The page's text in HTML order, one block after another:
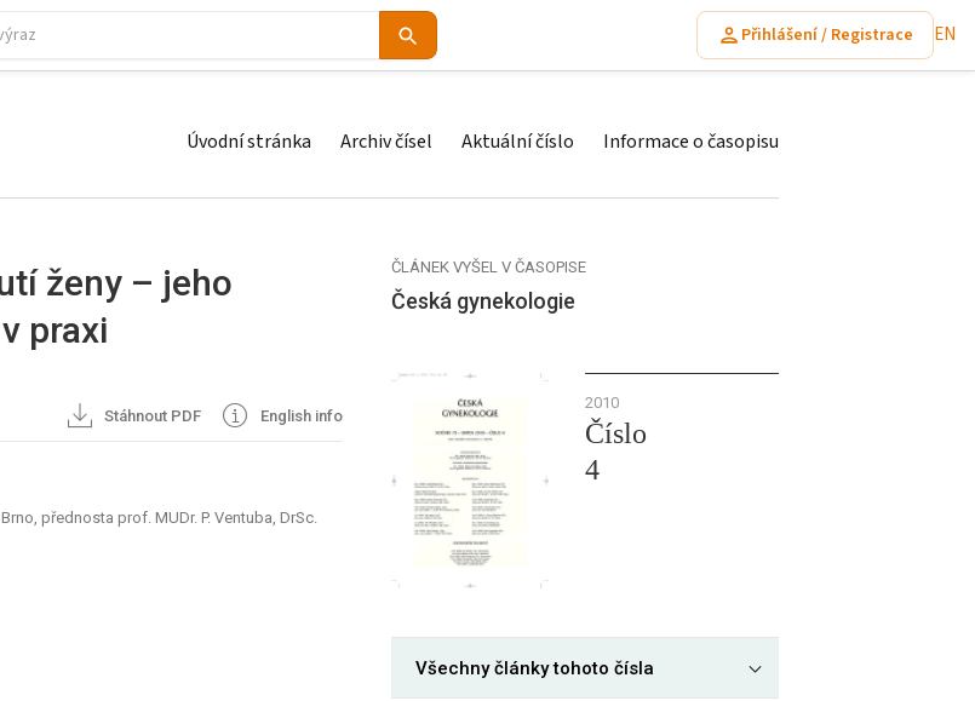
Přihlášení / Registrace EN
Úvodní stránka Archiv čísel Aktuální číslo Informace o časopisu
ženy – jeho
praxi
Stáhnout PDF English info
přednosta prof. MUDr. P. Ventuba, DrSc.
ČLÁNEK VYŠEL V ČASOPISE
Česká gynekologie
2010
Číslo
4
Všechny články tohoto čísla